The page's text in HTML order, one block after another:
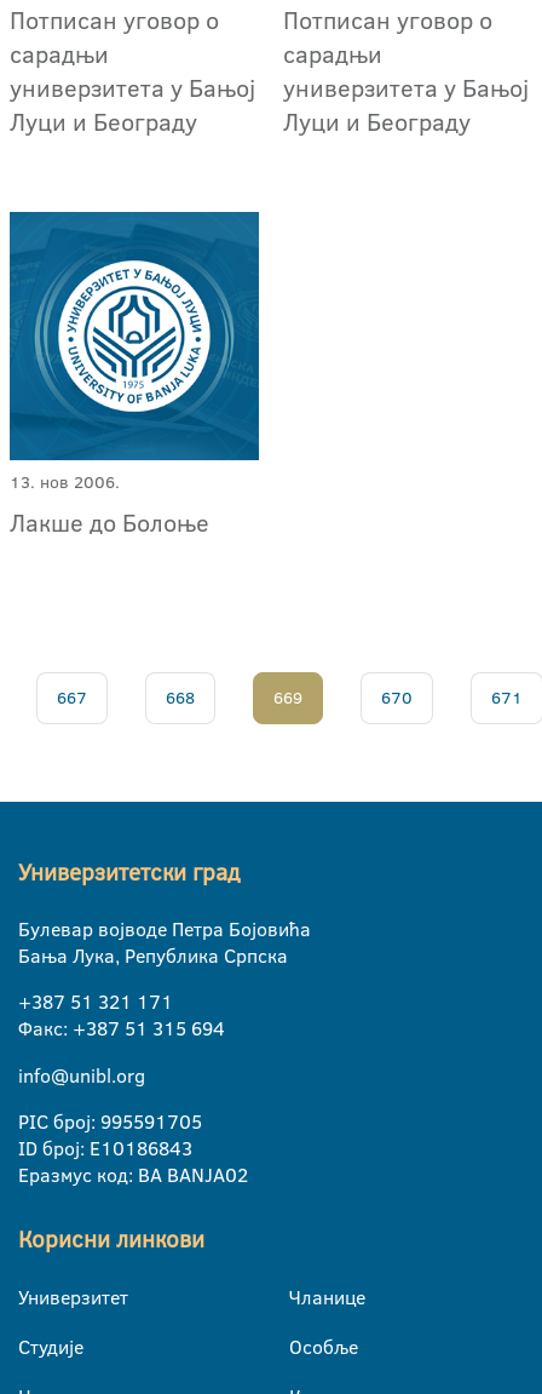
Потписан уговор о
сарадњи
универзитета у Бањој
Луци и Београду
Потписан уговор о
сарадњи
универзитета у Бањој
Луци и Београду
13. нов 2006.
Лакше до Болоње
667 668 669 670 671
Универзитетски град
Булевар војводе Петра Бојовића
Бања Лука, Република Српска
+387 51 321 171
Факс: +387 51 315 694
info@unibl.org
PIC број: 995591705
ID број: E10186843
Еразмус код: BA BANJA02
Корисни линкови
Универзитет
Студије
Чланице
Особље